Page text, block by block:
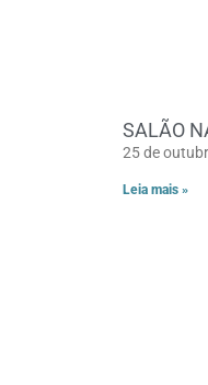
SALÃO
25 de
Leia mais »